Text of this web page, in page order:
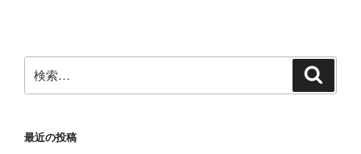
シ
ョ
索:
最近の投稿